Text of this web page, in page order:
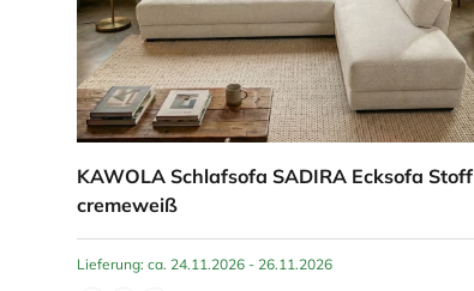
KAWOLA Schlafsofa SADIRA Ecksofa Stoff
cremeweiß
Lieferung: ca. 24.11.2026 - 26.11.2026